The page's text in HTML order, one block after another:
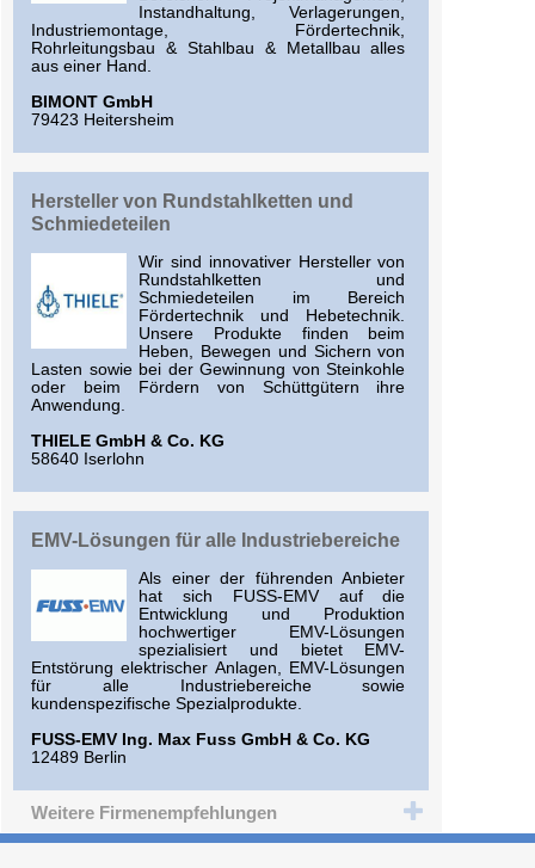
Instandhaltung, Verlagerungen,
Industriemontage, Fördertechnik,
Rohrleitungsbau & Stahlbau & Metallbau alles
aus einer Hand.
BIMONT GmbH
79423 Heitersheim
Hersteller von Rundstahlketten und
Schmiedeteilen
Wir sind innovativer Hersteller von
Rundstahlketten und
Schmiedeteilen im Bereich
Fördertechnik und Hebetechnik.
Unsere Produkte finden beim
Heben, Bewegen und Sichern von
Lasten sowie bei der Gewinnung von Steinkohle
oder beim Fördern von Schüttgütern ihre
Anwendung.
THIELE GmbH & Co. KG
58640 Iserlohn
EMV-Lösungen für alle Industriebereiche
Als einer der führenden Anbieter
hat sich FUSS-EMV auf die
Entwicklung und Produktion
hochwertiger EMV-Lösungen
spezialisiert und bietet EMV-
Entstörung elektrischer Anlagen, EMV-Lösungen
für alle Industriebereiche sowie
kundenspezifische Spezialprodukte.
FUSS-EMV Ing. Max Fuss GmbH & Co. KG
12489 Berlin
Weitere Firmenempfehlungen